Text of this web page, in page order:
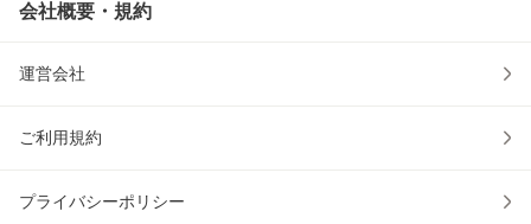
会社概要・規約
運営会社
ご利用規約
プライバシーポリシー